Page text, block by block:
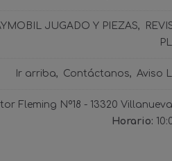
JUGADO Y PIEZAS
Ir arriba Contáctanos Aviso
Fleming Nº18 - 13320
Horario: